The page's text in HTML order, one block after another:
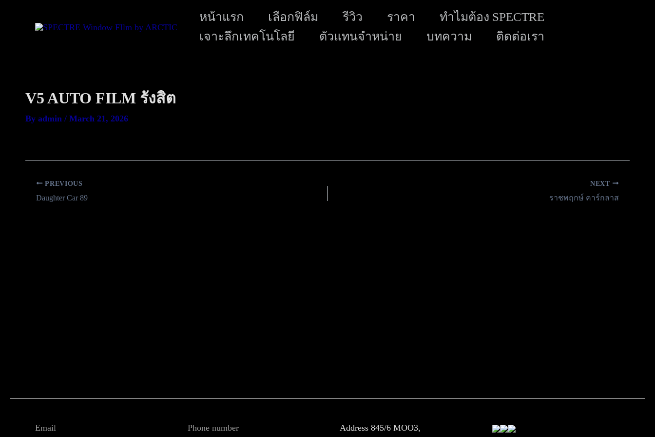
content
หน้าแรก เลือกฟิล์ม รีวิว ราคา
ทำไมต้อง SPECTRE
เจาะลึกเทคโนโลยี
ตัวแทนจำหน่าย บทความ ติดต่อเรา
V5 AUTO FILM รังสิต
By admin / March 21, 2026
PREVIOUS
Daughter Car 89
NEXT
ราชพฤกษ์ คาร์กลาส
Email Phone number Address 845/6 MOO3,